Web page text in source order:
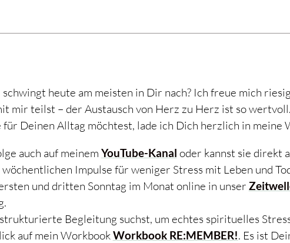
heute am meisten in Dir nach? Ich freue mich
mir teilst – der Austausch von Herz zu Herz ist so
Deinen Alltag möchtest, lade ich Dich herzlich in meine
auch auf meinem YouTube-Kanal oder kannst sie direkt
Impulse für weniger Stress mit Leben und
und dritten Sonntag im Monat online in unser
Begleitung suchst, um echtes spirituelles
auf mein WorkbookWorkbook RE:MEMBER!. Es ist